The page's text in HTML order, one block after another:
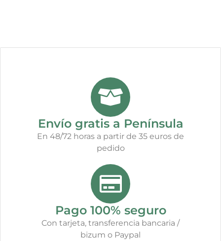
Envío gratis a Península
En 48/72 horas a partir de 35 euros de
pedido
Pago 100% seguro
Con tarjeta, transferencia bancaria /
bizum o Paypal